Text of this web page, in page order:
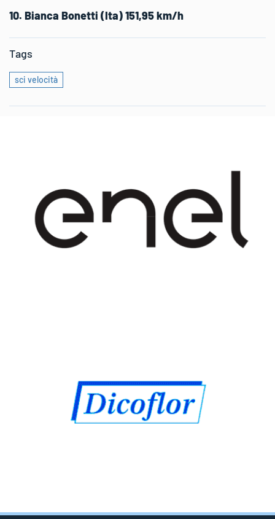
10. Bianca Bonetti (Ita) 151,95 km/h
Tags
sci velocità